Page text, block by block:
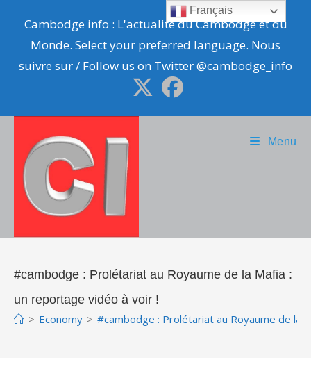
content
Cambodge info : L'actualité du Cambodge et du
Monde. Select your preferred language. Nous
suivre sur / Follow us on Twitter @cambodge_info
Menu
#cambodge : Prolétariat au Royaume de la Mafia :
un reportage vidéo à voir !
> Economy > #cambodge : Prolétariat au Royaume de la
Français